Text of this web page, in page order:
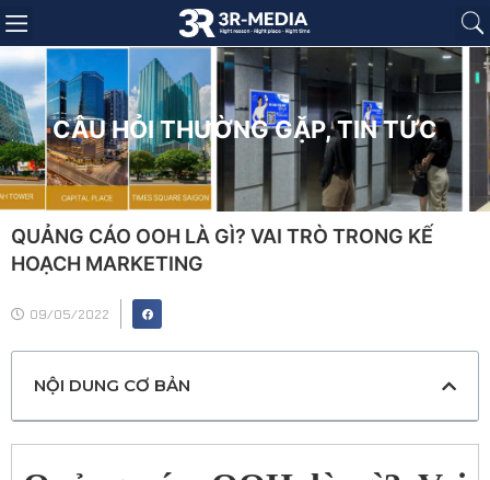
CÂU HỎI THƯỜNG GẶP,TIN TỨC
QUẢNG CÁO OOH LÀ GÌ? VAI TRÒ TRONG KẾ
HOẠCH MARKETING
09/05/2022
NỘI DUNG CƠ BẢN